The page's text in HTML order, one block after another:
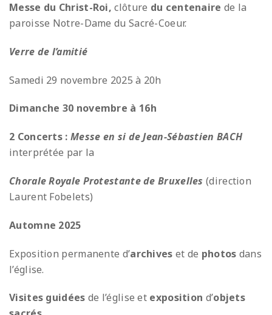
Messe du Christ-Roi,clôture du centenaire de la
paroisse Notre-Dame du Sacré-Coeur.
Verre de l’amitié
Samedi 29 novembre 2025 à 20h
Dimanche 30 novembre à 16h
2 Concerts : Messe en si de Jean-Sébastien BACH
interprétée par la
Chorale Royale Protestante de Bruxelles (direction
Laurent Fobelets)
Automne 2025
Exposition permanente d’archives et de photos dans
l’église.
Visites guidées de l’église et exposition d’objets